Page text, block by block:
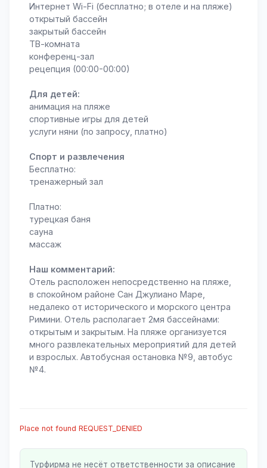
Интернет Wi-Fi (бесплатно; в отеле и на пляже)
открытый бассейн
закрытый бассейн
ТВ-комната
конференц-зал
рецепция (00:00-00:00)
Для детей:
анимация на пляже
спортивные игры для детей
услуги няни (по запросу, платно)
Спорт и развлечения
Бесплатно:
тренажерный зал
Платно:
турецкая баня
сауна
массаж
Наш комментарий:
Отель расположен непосредственно на пляже,
в спокойном районе Сан Джулиано Маре,
недалеко от исторического и морского центра
Римини. Отель располагает 2мя бассейнами:
открытым и закрытым. На пляже организуется
много развлекательных мероприятий для детей
и взрослых. Aвтобусная остановка №9, автобус
№4.
Place not found REQUEST_DENIED
Турфирма не несёт ответственности за описание